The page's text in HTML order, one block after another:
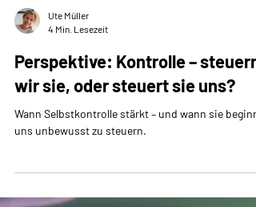
Ute Müller
4 Min. Lesezeit
Perspektive: Kontrolle – steuern
uns unbewusst zu steuern.